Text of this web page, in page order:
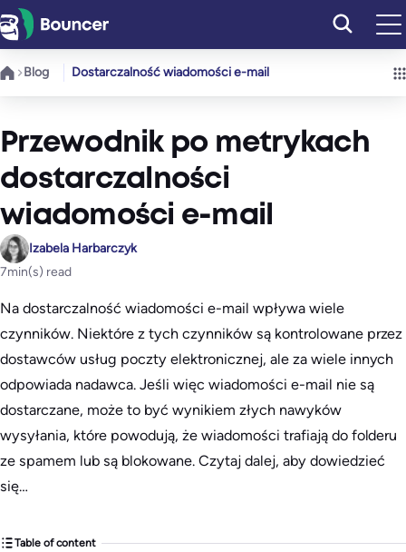
Przejdź
do
treści
Blog Dostarczalność wiadomości e-mail
Przewodnik po metrykach
dostarczalności
wiadomości e-mail
Izabela Harbarczyk
7min(s) read
Na dostarczalność wiadomości e-mail wpływa wiele
czynników. Niektóre z tych czynników są kontrolowane przez
dostawców usług poczty elektronicznej, ale za wiele innych
odpowiada nadawca. Jeśli więc wiadomości e-mail nie są
dostarczane, może to być wynikiem złych nawyków
wysyłania, które powodują, że wiadomości trafiają do folderu
ze spamem lub są blokowane. Czytaj dalej, aby dowiedzieć
się…
Table of content